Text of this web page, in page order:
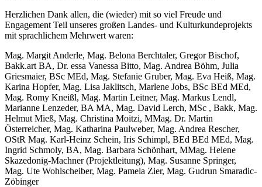
Herzlichen Dank allen, die (wieder) mit so viel Freude und
Engagement Teil unseres großen Landes- und Kulturkundeprojekts
mit sprachlichem Mehrwert waren:
Mag. Margit Anderle, Mag. Belona Berchtaler, Gregor Bischof,
Bakk.art BA, Dr. essa Vanessa Bitto, Mag. Andrea Böhm, Julia
Griesmaier, BSc MEd, Mag. Stefanie Gruber, Mag. Eva Heiß, Mag.
Karina Hopfer, Mag. Lisa Jaklitsch, Marlene Jobs, BSc BEd MEd,
Mag. Romy Kneißl, Mag. Martin Leitner, Mag. Markus Lendl,
Marianne Lenzeder, BA MA, Mag. David Lerch, MSc , Bakk, Mag.
Helmut Mieß, Mag. Christina Moitzi, MMag. Dr. Martin
Österreicher, Mag. Katharina Paulweber, Mag. Andrea Rescher,
OStR Mag. Karl-Heinz Schein, Iris Schimpl, BEd BEd MEd, Mag.
Ingrid Schmoly, BA, Mag. Barbara Schönhart, MMag. Helene
Skazedonig-Machner (Projektleitung), Mag. Susanne Springer,
Mag. Ute Wohlscheiber, Mag. Pamela Zier, Mag. Gudrun Smaradic-
Zöbinger